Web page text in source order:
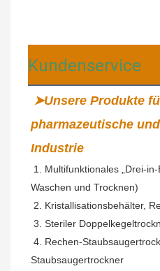
Kundenservice
➤Unsere Produkte
pharmazeutische
Industrie
Waschen und Trocknen)
2. Kristallisationsbehälter,
3. Steriler
4. Rechen-
Staubsaugertrockner